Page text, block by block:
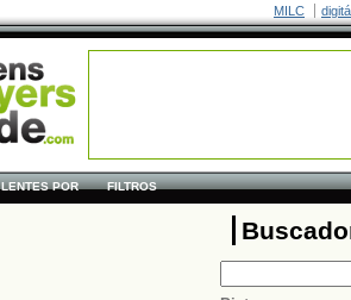
MILC
LENTES POR FILTROS